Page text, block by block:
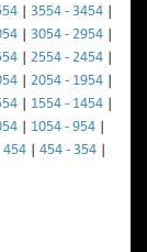
| 3554 - 3454 |
| 3054 - 2954 |
| 2554 - 2454 |
| 2054 - 1954 |
| 1554 - 1454 |
| 1054 - 954 |
454 | 454 - 354 |